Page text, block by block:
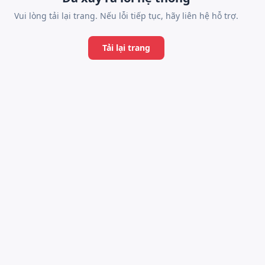
Vui lòng tải lại trang. Nếu lỗi tiếp tục, hãy liên hệ hỗ trợ.
Tải lại trang